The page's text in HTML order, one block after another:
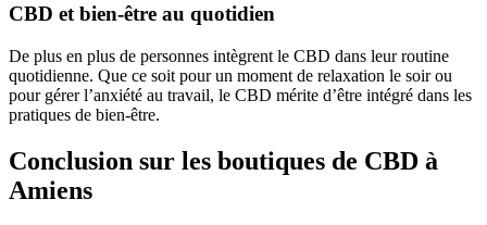
CBD et bien-être au quotidien
De plus en plus de personnes intègrent le CBD dans leur routine
quotidienne. Que ce soit pour un moment de relaxation le soir ou
pour gérer l’anxiété au travail, le CBD mérite d’être intégré dans les
pratiques de bien-être.
Conclusion sur les boutiques de CBD à
Amiens